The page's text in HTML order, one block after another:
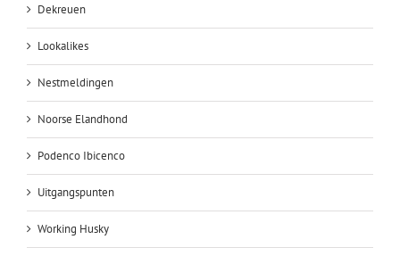
Dekreuen
Lookalikes
Nestmeldingen
Noorse Elandhond
Podenco Ibicenco
Uitgangspunten
Working Husky